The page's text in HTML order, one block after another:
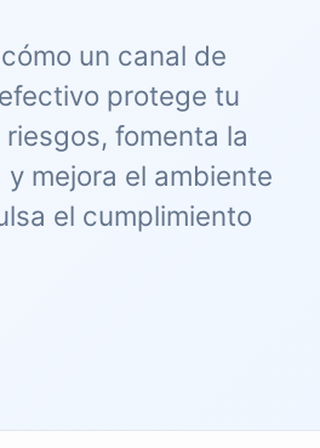
un canal de
protege tu
fomenta la
mejora el ambiente
el cumplimiento